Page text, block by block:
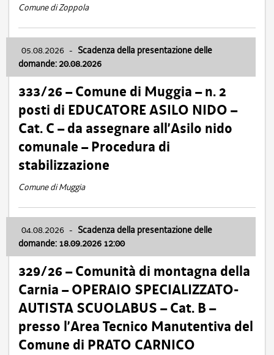
Comune di Zoppola
05.08.2026 - Scadenza della presentazione delle
domande: 20.08.2026
333/26 – Comune di Muggia – n. 2
posti di EDUCATORE ASILO NIDO –
Cat. C – da assegnare all’Asilo nido
comunale – Procedura di
stabilizzazione
Comune di Muggia
04.08.2026 - Scadenza della presentazione delle
domande: 18.09.2026 12:00
329/26 – Comunità di montagna della
Carnia – OPERAIO SPECIALIZZATO-
AUTISTA SCUOLABUS – Cat. B –
presso l’Area Tecnico Manutentiva del
Comune di PRATO CARNICO